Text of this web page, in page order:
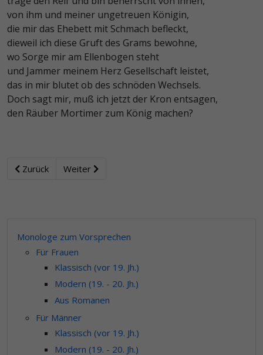
von ihm und meiner ungetreuen Königin,
die mir das Ehebett mit Schmach befleckt,
dieweil ich diese Gruft des Grams bewohne,
wo Sorge mir am Ellenbogen steht
und Jammer meinem Herz Gesellschaft leistet,
das in mir blutet ob des schnöden Wechsels.
Doch sagt mir, muß ich jetzt der Kron entsagen,
den Räuber Mortimer zum König machen?
Zurück Weiter
Monologe zum Vorsprechen
Für Frauen
Klassisch (vor 19. Jh.)
Modern (19. - 20. Jh.)
Aus Romanen
Für Männer
Klassisch (vor 19. Jh.)
Modern (19. - 20. Jh.)